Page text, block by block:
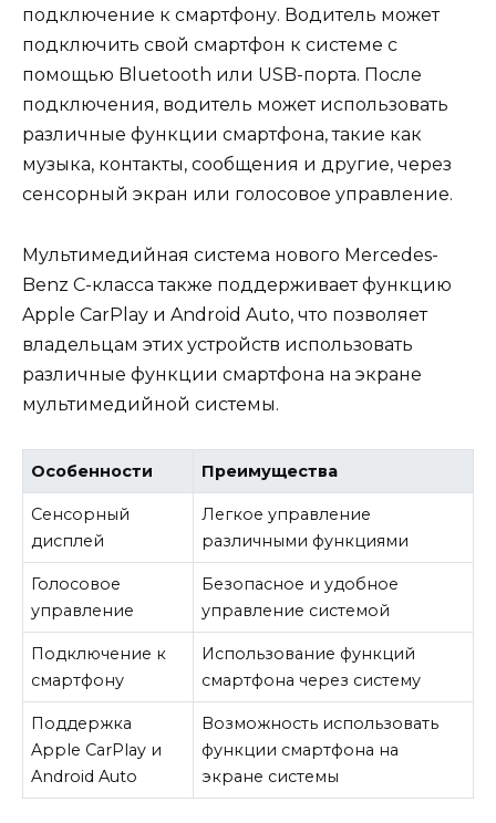
подключение к смартфону. Водитель может
подключить свой смартфон к системе с
помощью Bluetooth или USB-порта. После
подключения, водитель может использовать
различные функции смартфона, такие как
музыка, контакты, сообщения и другие, через
сенсорный экран или голосовое управление.
Мультимедийная система нового Mercedes-
Benz C-класса также поддерживает функцию
Apple CarPlay и Android Auto, что позволяет
владельцам этих устройств использовать
различные функции смартфона на экране
мультимедийной системы.
Особенности Преимущества
Сенсорный
дисплей
Легкое управление
различными функциями
Голосовое
управление
Безопасное и удобное
управление системой
Подключение к
смартфону
Использование функций
смартфона через систему
Поддержка
Apple CarPlay и
Android Auto
Возможность использовать
функции смартфона на
экране системы